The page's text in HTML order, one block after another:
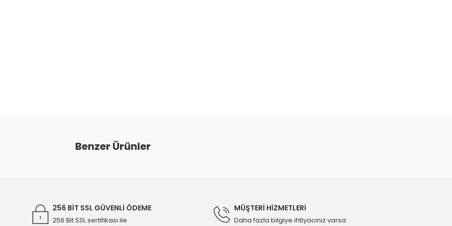
Yorum Yaz
Benzer Ürünler
256 BİT SSL GÜVENLİ ÖDEME
256 Bit SSL sertifikası ile
MÜŞTERİ HİZMETLERİ
Daha fazla bilgiye ihtiyacınız varsa